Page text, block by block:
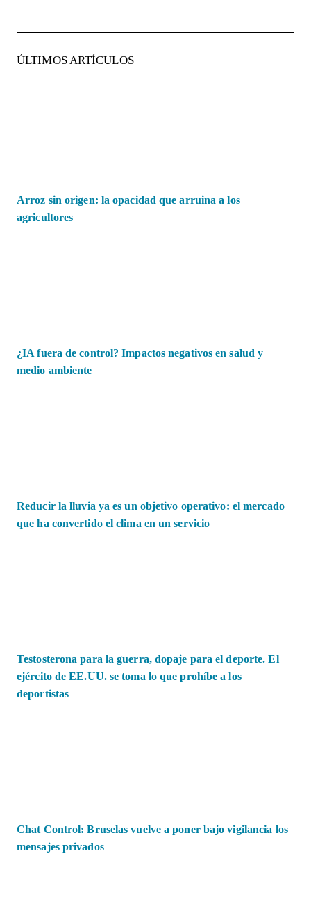
ÚLTIMOS ARTÍCULOS
Arroz sin origen: la opacidad que arruina a los
agricultores
¿IA fuera de control? Impactos negativos en salud y
medio ambiente
Reducir la lluvia ya es un objetivo operativo: el mercado
que ha convertido el clima en un servicio
Testosterona para la guerra, dopaje para el deporte. El
ejército de EE.UU. se toma lo que prohíbe a los
deportistas
Chat Control: Bruselas vuelve a poner bajo vigilancia los
mensajes privados